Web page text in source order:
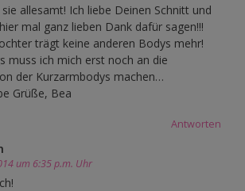
allesamt! Ich liebe Deinen Schnitt und
mal ganz lieben Dank dafür sagen!!!
trägt keine anderen Bodys mehr!
muss ich mich erst noch an die
der Kurzarmbodys machen…
Grüße, Bea
Antworten
um 6:35 p.m. Uhr